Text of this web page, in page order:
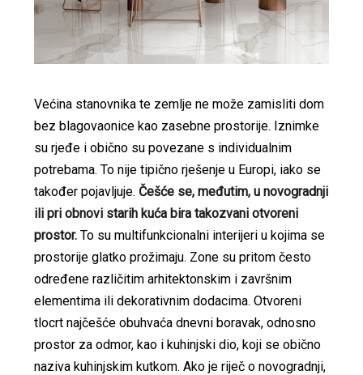
Većina stanovnika te zemlje ne može zamisliti dom
bez blagovaonice kao zasebne prostorije. Iznimke
su rjeđe i obično su povezane s individualnim
potrebama. To nije tipično rješenje u Europi, iako se
također pojavljuje. Češće se, međutim, u novogradnji
ili pri obnovi starih kuća bira takozvani otvoreni
prostor. To su multifunkcionalni interijeri u kojima se
prostorije glatko prožimaju. Zone su pritom često
određene različitim arhitektonskim i završnim
elementima ili dekorativnim dodacima. Otvoreni
tlocrt najčešće obuhvaća dnevni boravak, odnosno
prostor za odmor, kao i kuhinjski dio, koji se obično
naziva kuhinjskim kutkom. Ako je riječ o novogradnji,